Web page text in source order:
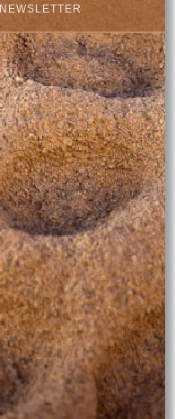
NEWSLETTER